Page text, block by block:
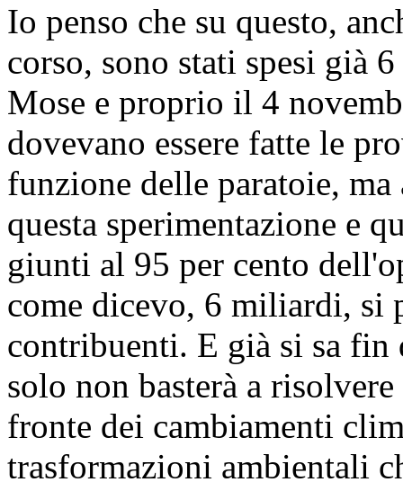
Io penso che su questo,
corso, sono stati spesi già
Mose e proprio il 4
dovevano essere fatte le
funzione delle paratoie,
questa sperimentazione e
giunti al 95 per cento
come dicevo, 6 miliardi, si
contribuenti. E già si sa fin
solo non basterà a
fronte dei cambiamenti
trasformazioni ambientali